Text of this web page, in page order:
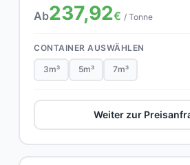
Ab237,92€ / Tonne
CONTAINER AUSWÄHLEN
3m³ 5m³ 7m³
Weiter zur